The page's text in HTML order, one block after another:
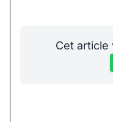
Cet article